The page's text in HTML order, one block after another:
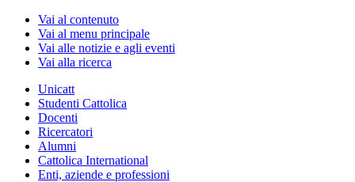
Vai al contenuto
Vai al menu principale
Vai alle notizie e agli eventi
Vai alla ricerca
Unicatt
Studenti Cattolica
Docenti
Ricercatori
Alumni
Cattolica International
Enti, aziende e professioni